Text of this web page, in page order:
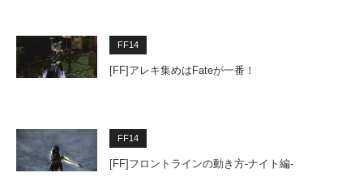
FF14
[FF]アレキ集めはFateが一番！
FF14
[FF]フロントラインの動き方-ナイト編-